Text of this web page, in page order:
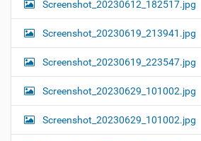
Screenshot_20230612_182517.jpg
Screenshot_20230619_213941.jpg
Screenshot_20230619_223547.jpg
Screenshot_20230629_101002.jpg
Screenshot_20230629_101002.jpg